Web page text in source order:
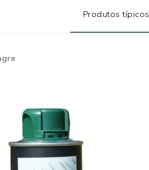
Produtos típicos